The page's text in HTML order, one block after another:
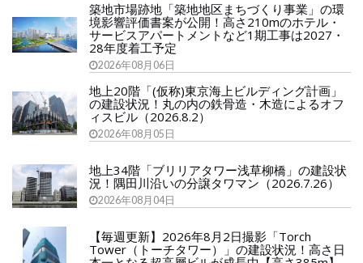
築地市場跡地「築地地区まちづくり事業」の環
境影響評価書案が公開！高さ210mのホテル・
サービスアパートメントなど1期工事は2027・
28年度着工予定
2026年08月06日
地上20階「(仮称)東京海上ビルディング計画」
の建設状況！丸の内の鉄骨造・木造によるオフ
ィスビル（2026.8.2）
2026年08月05日
地上34階「ブリリアタワー浅草柳橋」の建設状
況！隅田川沿いの分譲タワマン（2026.7.26）
2026年08月04日
【毎週更新】2026年8月2日撮影「Torch
Tower（トーチタワー）」の建設状況！高さ日